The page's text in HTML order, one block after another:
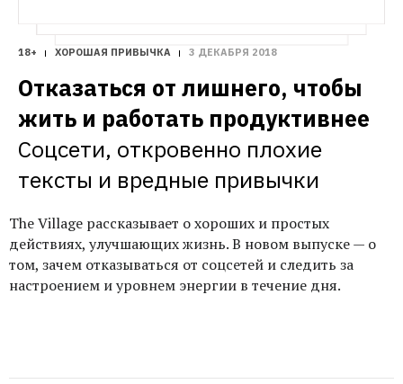
18+ ХОРОШАЯ ПРИВЫЧКА 3 ДЕКАБРЯ 2018
Отказаться от лишнего, чтобы
жить и работать продуктивнее
Соцсети, откровенно плохие
тексты и вредные привычки
The Village рассказывает о хороших и простых
действиях, улучшающих жизнь. В новом выпуске — о
том, зачем отказываться от соцсетей и следить за
настроением и уровнем энергии в течение дня.